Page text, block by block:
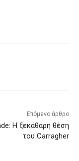
Επόμενο άρθρο
Η ξεκάθαρη θέση
του Carragher